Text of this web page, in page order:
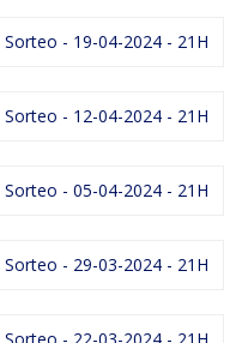
Sorteo - 19-04-2024 - 21H
Sorteo - 12-04-2024 - 21H
Sorteo - 05-04-2024 - 21H
Sorteo - 29-03-2024 - 21H